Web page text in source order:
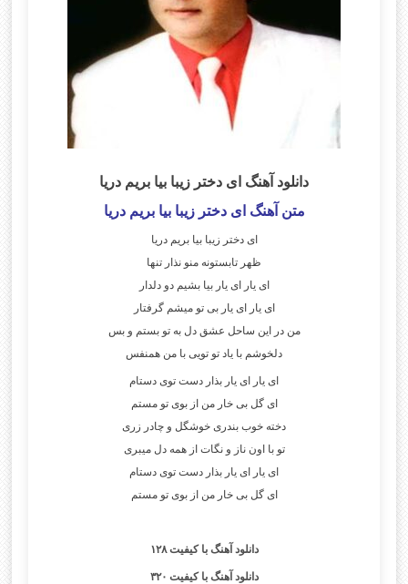
دانلود آهنگ ای دختر زیبا بیا بریم دریا
متن آهنگ ای دختر زیبا بیا بریم دریا
ای دختر زیبا بیا بریم دریا
ظهر تابستونه منو نذار تنها
ای یار ای یار بیا بشیم دو دلدار
ای یار ای یار بی تو میشم گرفتار
من در این ساحل عشق دل به تو بستم و بس
دلخوشم با یاد تو تویی با من همنفس
ای یار ای یار بذار دست توی دستام
ای گل بی خار من از بوی تو مستم
دخته خوب بندری خوشگل و چادر زری
تو با اون ناز و نگات از همه دل میبری
ای یار ای یار بذار دست توی دستام
ای گل بی خار من از بوی تو مستم
دانلود آهنگ با کیفیت ۱۲۸
دانلود آهنگ با کیفیت ۳۲۰